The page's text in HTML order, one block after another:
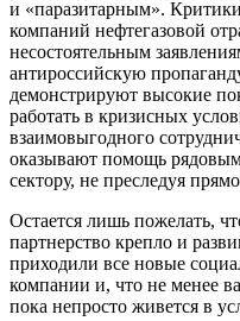
и «паразитарным».
компаний нефтегазовой
несостоятельным
антироссийскую
демонстрируют высокие
работать в кризисных
взаимовыгодного
оказывают помощь
сектору, не преследуя
Остается лишь пожелать,
партнерство крепло и
приходили все новые
компании и, что не менее
пока непросто живется в